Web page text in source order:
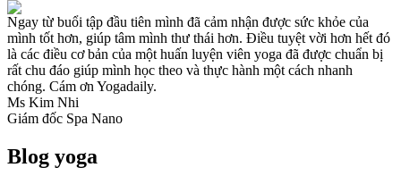
Ngay từ buổi tập đầu tiên mình đã cảm nhận được sức khỏe của
mình tốt hơn, giúp tâm mình thư thái hơn. Điều tuyệt vời hơn hết đó
là các điều cơ bản của một huấn luyện viên yoga đã được chuẩn bị
rất chu đáo giúp mình học theo và thực hành một cách nhanh
chóng. Cám ơn Yogadaily.
Ms Kim Nhi
Giám đốc Spa Nano
Blog yoga